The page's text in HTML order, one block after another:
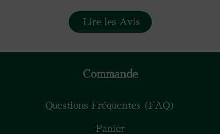
Lire les Avis
Commande
Questions Fréquentes (FAQ)
Panier